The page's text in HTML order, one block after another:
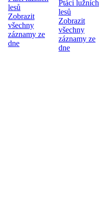
lesů
Zobrazit
všechny
záznamy ze
dne
Ptáci lužních
lesů
Zobrazit
všechny
záznamy ze
dne